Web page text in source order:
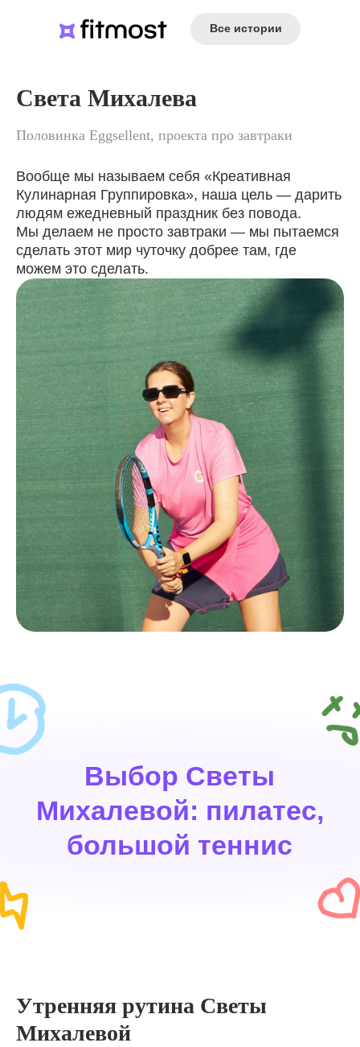
Все истории
Света Михалева
Половинка Eggsellent, проекта про завтраки
Вообще мы называем себя «Креативная
Кулинарная Группировка», наша цель ― дарить
людям ежедневный праздник без повода.
Мы делаем не просто завтраки ― мы пытаемся
сделать этот мир чуточку добрее там, где
можем это сделать.
Выбор Светы
Михалевой: пилатес,
большой теннис
Утренняя рутина Светы
Михалевой